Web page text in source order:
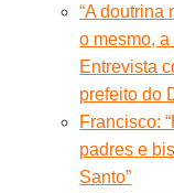
“A doutrina
o mesmo,
Entrevista
prefeito do
Francisco:
padres e
Santo”